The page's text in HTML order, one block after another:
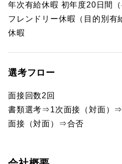
年次有給休暇 初年度20日間
フレンドリー休暇（目的別有
休暇
選考フロー
面接回数2回
書類選考⇒1次面接（対面）
面接（対面）⇒合否